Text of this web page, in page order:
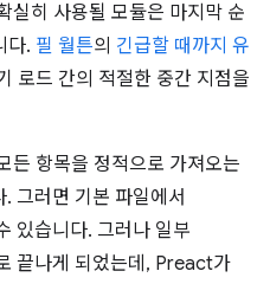
실히 사용될 모듈은 마지막 순
다. 필 월튼의 긴급할 때까지 유
로드 간의 적절한 중간 지점을
든 항목을 정적으로 가져오는
그러면 기본 파일에서
있습니다. 그러나 일부
끝나게 되었는데, Preact가